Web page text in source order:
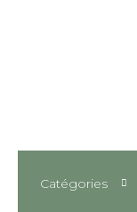
Catégories